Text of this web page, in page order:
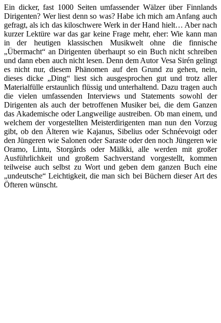
Ein dicker, fast 1000 Seiten umfassender Wälzer über Finnlands
Dirigenten? Wer liest denn so was? Habe ich mich am Anfang auch
gefragt, als ich das kiloschwere Werk in der Hand hielt… Aber nach
kurzer Lektüre war das gar keine Frage mehr, eher: Wie kann man
in der heutigen klassischen Musikwelt ohne die finnische
„Übermacht“ an Dirigenten überhaupt so ein Buch nicht schreiben
und dann eben auch nicht lesen. Denn dem Autor Vesa Sirén gelingt
es nicht nur, diesem Phänomen auf den Grund zu gehen, nein,
dieses dicke „Ding“ liest sich ausgesprochen gut und trotz aller
Materialfülle erstaunlich flüssig und unterhaltend. Dazu tragen auch
die vielen umfassenden Interviews und Statements sowohl der
Dirigenten als auch der betroffenen Musiker bei, die dem Ganzen
das Akademische oder Langweilige austreiben. Ob man einem, und
welchem der vorgestellten Meisterdirigenten man nun den Vorzug
gibt, ob den Älteren wie Kajanus, Sibelius oder Schnéevoigt oder
den Jüngeren wie Salonen oder Saraste oder den noch Jüngeren wie
Oramo, Lintu, Storgårds oder Mälkki, alle werden mit großer
Ausführlichkeit und großem Sachverstand vorgestellt, kommen
teilweise auch selbst zu Wort und geben dem ganzen Buch eine
„undeutsche“ Leichtigkeit, die man sich bei Büchern dieser Art des
Öfteren wünscht.